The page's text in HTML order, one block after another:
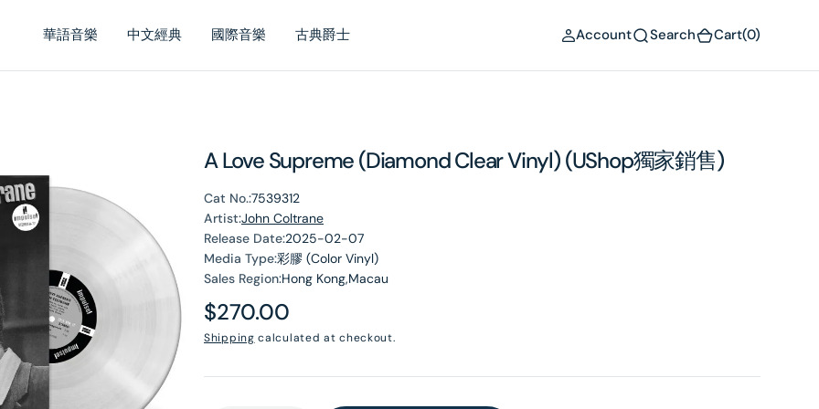
華語音樂 中文經典 國際音樂 古典爵士 Account Search Cart(0)
A Love Supreme (Diamond Clear Vinyl) (UShop獨家銷售)
Cat No.:7539312
Artist:John Coltrane
Release Date:2025-02-07
Media Type:彩膠 (Color Vinyl)
Sales Region:Hong Kong,Macau
Regular
price
$270.00
Shipping calculated at checkout.